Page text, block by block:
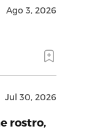
Ago 3, 2026
Jul 30, 2026
rostro,